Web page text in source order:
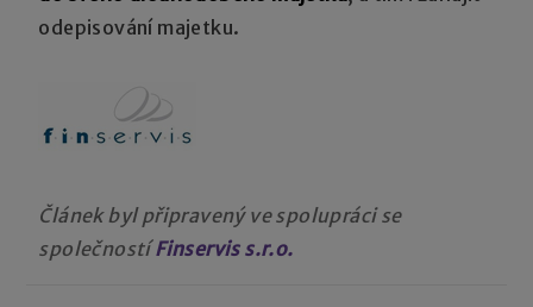
odepisování majetku.
Článek byl připravený ve spolupráci se
společností Finservis s.r.o.